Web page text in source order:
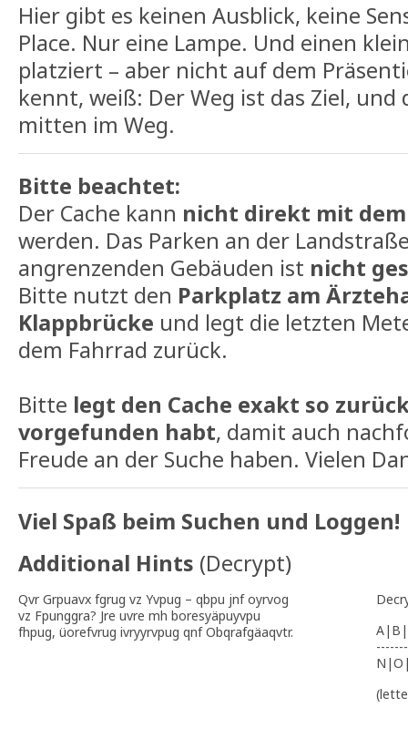
Hier gibt es keinen Ausblick, keine
Place. Nur eine Lampe. Und einen
platziert – aber nicht auf dem
kennt, weiß: Der Weg ist das Ziel, und
mitten im Weg.
Bitte beachtet:
Der Cache kann nicht direkt mit
werden. Das Parken an der
angrenzenden Gebäuden ist nicht
Bitte nutzt den Parkplatz am
Klappbrücke und legt die letzten
dem Fahrrad zurück.
Bitte legt den Cache exakt so
vorgefunden habt, damit auch
Freude an der Suche haben. Vielen
Viel Spaß beim Suchen und Loggen!
Additional Hints (Decrypt)
Qvr Grpuavx fgrug vz Yvpug – qbpu jnf oyrvog
vz Fpunggra? Jre uvre mh boresyäpuyvpu
fhpug, üorefvrug ivryyrvpug qnf Obqrafgäaqvtr.